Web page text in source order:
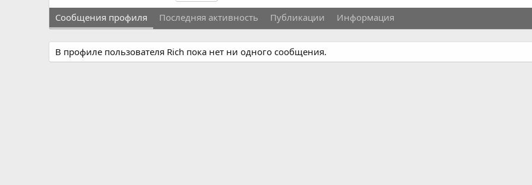
Сообщения профиля Последняя активность Публикации Информация
В профиле пользователя Rich пока нет ни одного сообщения.